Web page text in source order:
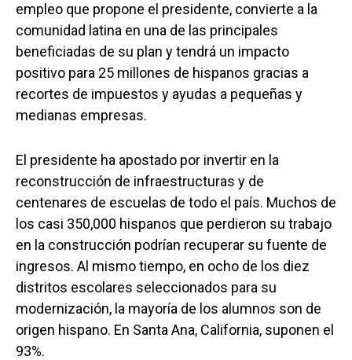
empleo que propone el presidente, convierte a la
comunidad latina en una de las principales
beneficiadas de su plan y tendrá un impacto
positivo para 25 millones de hispanos gracias a
recortes de impuestos y ayudas a pequeñas y
medianas empresas.
El presidente ha apostado por invertir en la
reconstrucción de infraestructuras y de
centenares de escuelas de todo el país. Muchos de
los casi 350,000 hispanos que perdieron su trabajo
en la construcción podrían recuperar su fuente de
ingresos. Al mismo tiempo, en ocho de los diez
distritos escolares seleccionados para su
modernización, la mayoría de los alumnos son de
origen hispano. En Santa Ana, California, suponen el
93%.